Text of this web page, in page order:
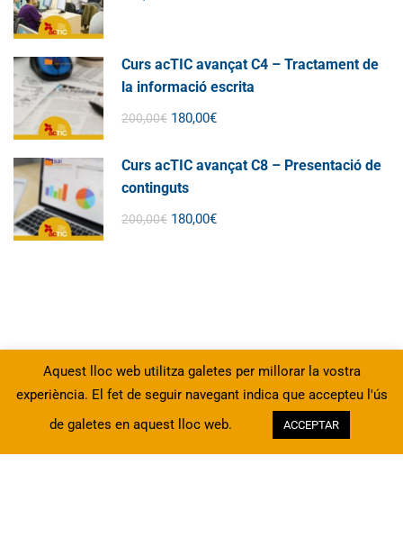
Curs acTIC avançat C4 – Tractament de
la informació escrita
200,00€ 180,00€
Curs acTIC avançat C8 – Presentació de
continguts
200,00€ 180,00€
Aquest lloc web utilitza galetes per millorar la vostra
experiència. El fet de seguir navegant indica que accepteu l'ús
de galetes en aquest lloc web.
ACCEPTAR